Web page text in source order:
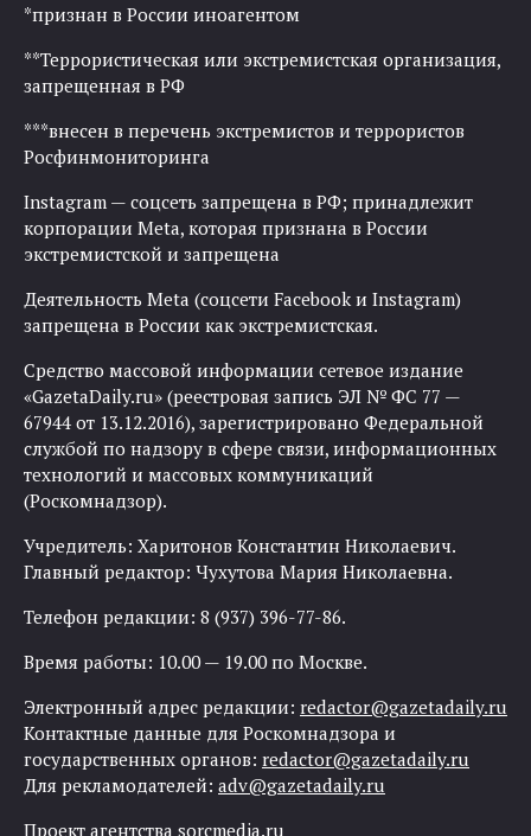
*признан в России иноагентом
**Террористическая или экстремистская организация,
запрещенная в РФ
***внесен в перечень экстремистов и террористов
Росфинмониторинга
Instagram — соцсеть запрещена в РФ; принадлежит
корпорации Meta, которая признана в России
экстремистской и запрещена
Деятельность Meta (соцсети Facebook и Instagram)
запрещена в России как экстремистская.
Средство массовой информации сетевое издание
«GazetaDaily.ru» (реестровая запись ЭЛ № ФС 77 —
67944 от 13.12.2016), зарегистрировано Федеральной
службой по надзору в сфере связи, информационных
технологий и массовых коммуникаций
(Роскомнадзор).
Учредитель: Харитонов Константин Николаевич.
Главный редактор: Чухутова Мария Николаевна.
Телефон редакции: 8 (937) 396-77-86.
Время работы: 10.00 — 19.00 по Москве.
Электронный адрес редакции: redactor@gazetadaily.ru
Контактные данные для Роскомнадзора и
государственных органов: redactor@gazetadaily.ru
Для рекламодателей: adv@gazetadaily.ru
Проект агентства sorcmedia.ru